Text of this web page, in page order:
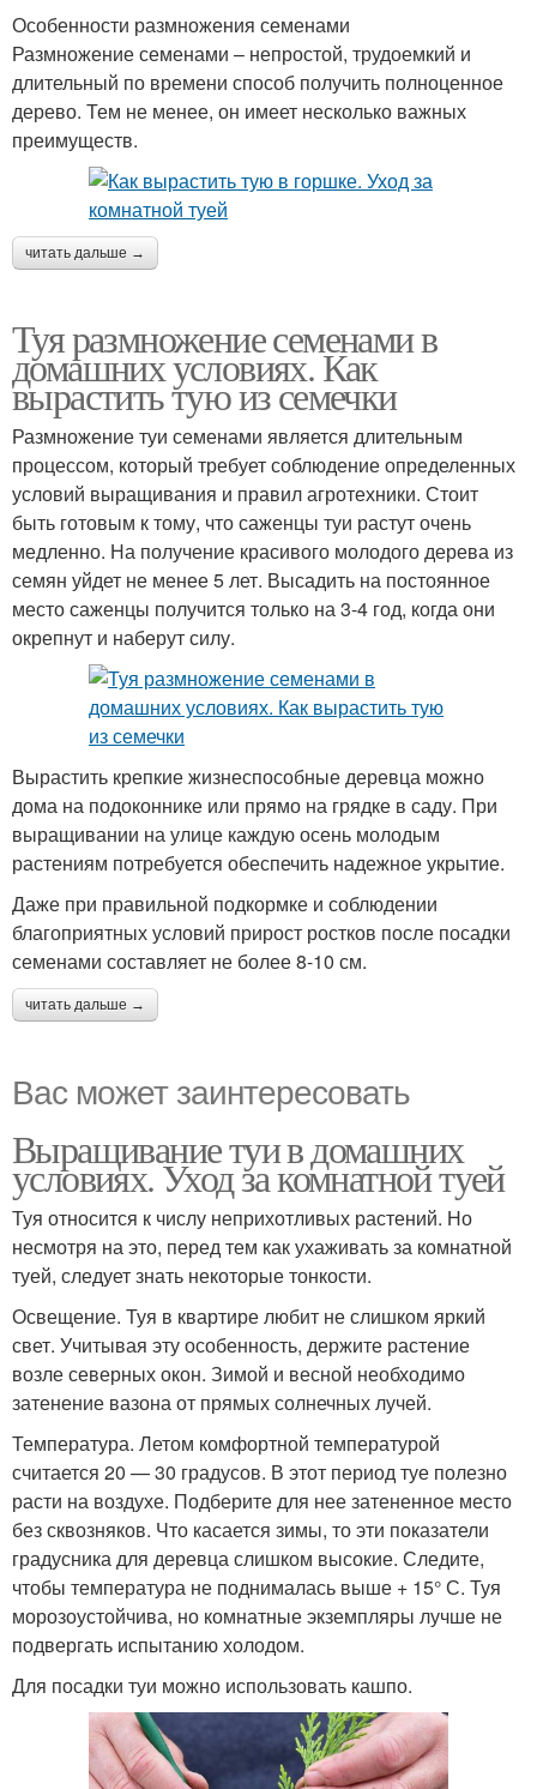
Особенности размножения семенами
Размножение семенами – непростой, трудоемкий и
длительный по времени способ получить полноценное
дерево. Тем не менее, он имеет несколько важных
преимуществ.
читать дальше →
Туя размножение семенами в
домашних условиях. Как
вырастить тую из семечки
Размножение туи семенами является длительным
процессом, который требует соблюдение определенных
условий выращивания и правил агротехники. Стоит
быть готовым к тому, что саженцы туи растут очень
медленно. На получение красивого молодого дерева из
семян уйдет не менее 5 лет. Высадить на постоянное
место саженцы получится только на 3-4 год, когда они
окрепнут и наберут силу.
Вырастить крепкие жизнеспособные деревца можно
дома на подоконнике или прямо на грядке в саду. При
выращивании на улице каждую осень молодым
растениям потребуется обеспечить надежное укрытие.
Даже при правильной подкормке и соблюдении
благоприятных условий прирост ростков после посадки
семенами составляет не более 8-10 см.
читать дальше →
Вас может заинтересовать
Выращивание туи в домашних
условиях. Уход за комнатной туей
Туя относится к числу неприхотливых растений. Но
несмотря на это, перед тем как ухаживать за комнатной
туей, следует знать некоторые тонкости.
Освещение. Туя в квартире любит не слишком яркий
свет. Учитывая эту особенность, держите растение
возле северных окон. Зимой и весной необходимо
затенение вазона от прямых солнечных лучей.
Температура. Летом комфортной температурой
считается 20 — 30 градусов. В этот период туе полезно
расти на воздухе. Подберите для нее затененное место
без сквозняков. Что касается зимы, то эти показатели
градусника для деревца слишком высокие. Следите,
чтобы температура не поднималась выше + 15° С. Туя
морозоустойчива, но комнатные экземпляры лучше не
подвергать испытанию холодом.
Для посадки туи можно использовать кашпо.